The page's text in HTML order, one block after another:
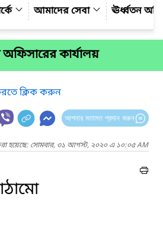
আমাদের সেবা ঊর্ধ্বতন
কার্যালয়
ক্লিক করুন
আপনার মতামত প্রদান করুন
হয়েছে: সোমবার, ৩১ আগস্ট, ২০২০ এ ১০:০৫ AM